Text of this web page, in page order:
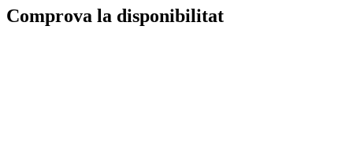
Comprova la disponibilitat